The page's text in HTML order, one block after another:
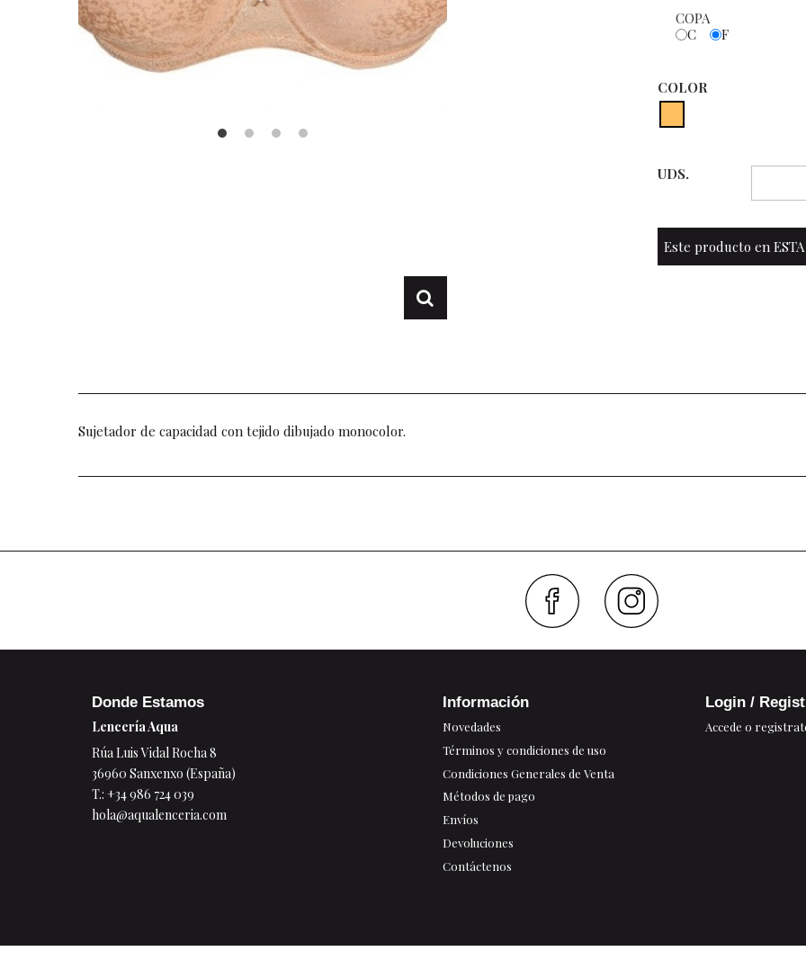
COPA
C
F
COLOR
UDS.
Este producto en
Sujetador de capacidad con tejido dibujado monocolor.
Facebook
Donde Estamos
Lencería Aqua
Rúa Luis Vidal Rocha 8
36960 Sanxenxo (España)
T.: +34 986 724 039
hola@aqualenceria.com
Información
Novedades
Términos y condiciones de uso
Condiciones Generales de Venta
Métodos de pago
Envíos
Devoluciones
Contáctenos
Login /
Accede o